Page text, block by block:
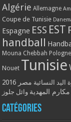
Algérie Allemagne
Coupe de Tunisie
Espagne ESS EST
handball
Mouna Chebbah Pologne
Nouet Tunisie
اليد النسائية مصر 2016
مكارم المهدية وائل جلوز
Catégories